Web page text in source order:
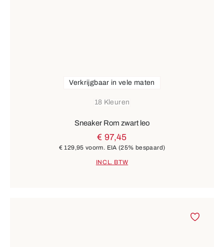
18 Kleuren
Verkrijgbaar in vele maten
Sneaker Rom zwart leo
€ 97,45
€ 129,95 voorm. EIA(25% bespaard)
INCL. BTW